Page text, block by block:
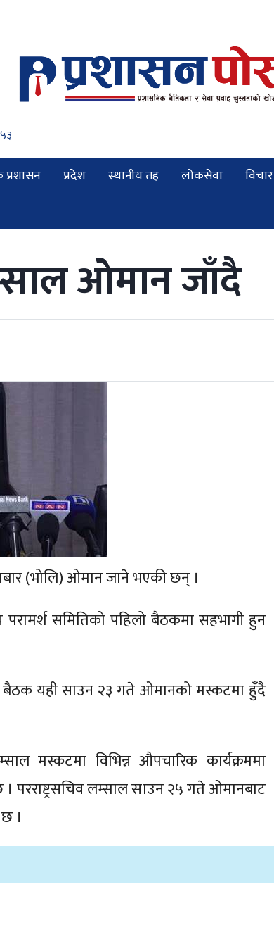
प्रशासन प्रदेश स्थानीय तह लोकसेवा विचार
ओमान जाँदै
(भोलि) ओमान जाने भएकी छन् ।
समितिको पहिलो बैठकमा सहभागी हुन
बैठक यही साउन २३ गते ओमानको मस्कटमा हुँदै
मस्कटमा विभिन्न औपचारिक कार्यक्रममा
। परराष्ट्रसचिव लम्साल साउन २५ गते ओमानबाट
।